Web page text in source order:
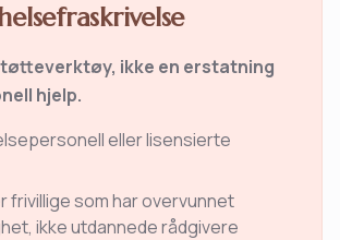
ikke en erstatning
hjelp.
eller lisensierte
frivillige som har overvunnet
ikke utdannede rådgivere